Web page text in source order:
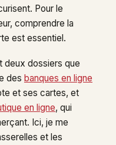
Pour le
comprendre la
est essentiel.
deux dossiers que
des banques en ligne
et ses cartes, et
en ligne, qui
Ici, je me
et les